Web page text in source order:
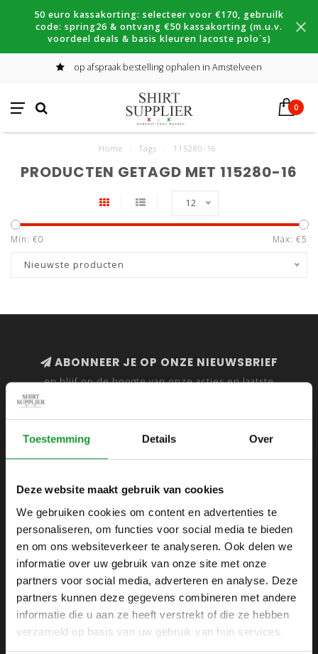
Toestemming Details Over
Deze website maakt gebruik van cookies
We gebruiken cookies om content en advertenties te
personaliseren, om functies voor social media te bieden
en om ons websiteverkeer te analyseren. Ook delen we
informatie over uw gebruik van onze site met onze
partners voor social media, adverteren en analyse. Deze
partners kunnen deze gegevens combineren met andere
informatie die u aan ze heeft verstrekt of die ze hebben
verzameld op basis van uw gebruik van hun services.
50 euro kassakorting: selecteer voor €170, gebruilk
code: spring26 & ontvang €50 kassakorting (m.u.v.
voordeel deals & basis kleuren lacoste polo´s)
op afspraak bestelling ophalen in Amstelveen
0
Home Tags 115280-16
PRODUCTEN GETAGD MET 115280-16
12
Min: €0 Max: €5
Nieuwste producten
ABONNEER JE OP ONZE NIEUWSBRIEF
en blijf op de hoogte van onze acties en laatste
SHIRTSUPPLIER.NL
Webshop voor mannen
Zijlijnstraat 24
1433 DC
+31 6 42 52 32 80
+31 6 42 52 32 80